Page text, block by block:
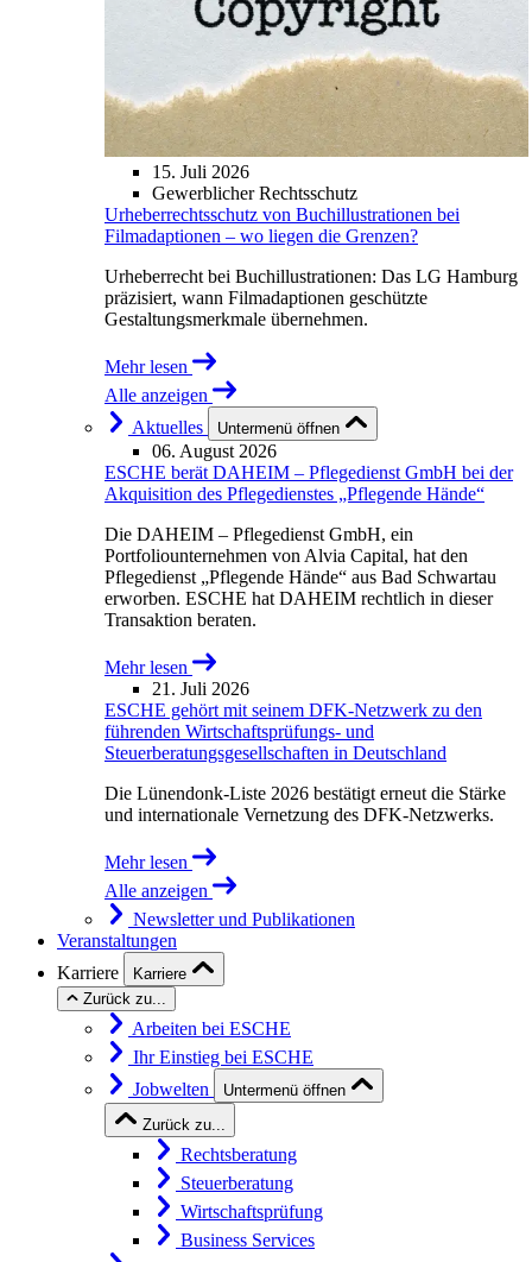
15. Juli 2026
Gewerblicher Rechtsschutz
Urheberrechtsschutz von Buchillustrationen bei
Filmadaptionen – wo liegen die Grenzen?
Urheberrecht bei Buchillustrationen: Das LG Hamburg
präzisiert, wann Filmadaptionen geschützte
Gestaltungsmerkmale übernehmen.
Mehr lesen
Alle anzeigen
Aktuelles
Untermenü öffnen
06. August 2026
ESCHE berät DAHEIM – Pflegedienst GmbH bei der
Akquisition des Pflegedienstes „Pflegende Hände“
Die DAHEIM – Pflegedienst GmbH, ein
Portfoliounternehmen von Alvia Capital, hat den
Pflegedienst „Pflegende Hände“ aus Bad Schwartau
erworben. ESCHE hat DAHEIM rechtlich in dieser
Transaktion beraten.
Mehr lesen
21. Juli 2026
ESCHE gehört mit seinem DFK-Netzwerk zu den
führenden Wirtschaftsprüfungs- und
Steuerberatungsgesellschaften in Deutschland
Die Lünendonk-Liste 2026 bestätigt erneut die Stärke
und internationale Vernetzung des DFK-Netzwerks.
Mehr lesen
Alle anzeigen
Newsletter und Publikationen
Veranstaltungen
Karriere
Karriere
Zurück zu...
Arbeiten bei ESCHE
Ihr Einstieg bei ESCHE
Jobwelten
Untermenü öffnen
Zurück zu...
Rechtsberatung
Steuerberatung
Wirtschaftsprüfung
Business Services